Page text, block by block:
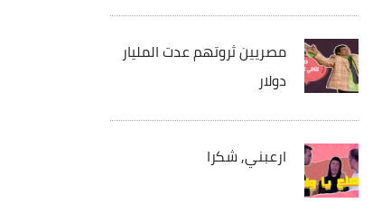
مصريين ثروتهم عدت المليار
دولار
ارعبني, شكرا